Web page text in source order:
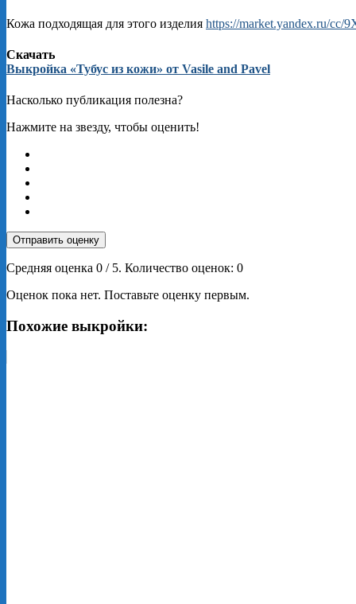
Кожа подходящая для этого изделия https://market.yandex.ru/cc/
Скачать
Выкройка «Тубус из кожи» от Vasile and Pavel
Насколько публикация полезна?
Нажмите на звезду, чтобы оценить!
Отправить оценку
Средняя оценка 0 / 5. Количество оценок: 0
Оценок пока нет. Поставьте оценку первым.
Похожие выкройки: